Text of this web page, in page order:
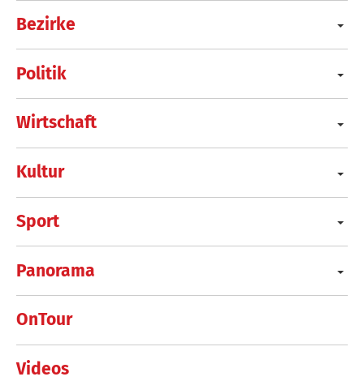
Bezirke
Politik
Wirtschaft
Kultur
Sport
Panorama
OnTour
Videos